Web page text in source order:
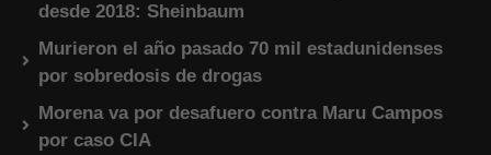
desde 2018: Sheinbaum
Murieron el año pasado 70 mil estadunidenses
por sobredosis de drogas
Morena va por desafuero contra Maru Campos
por caso CIA